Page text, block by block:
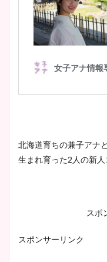
北海道育ちの兼子アナ
生まれ育った2 人の新
スポ
スポンサーリンク